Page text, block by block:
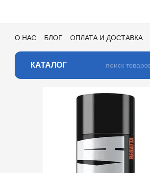
О НАС БЛОГ ОПЛАТА И ДОСТАВКА
КАТАЛОГ